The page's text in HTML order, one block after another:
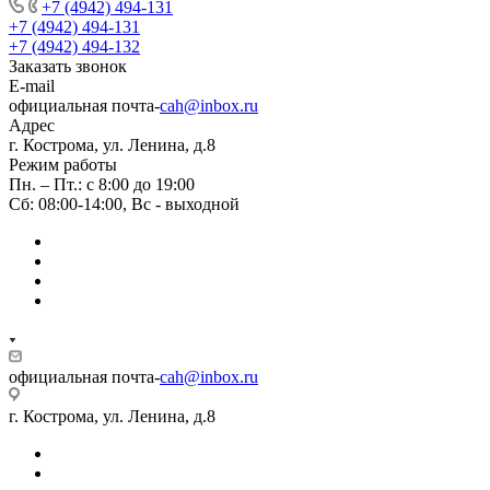
+7 (4942) 494-131
+7 (4942) 494-131
+7 (4942) 494-132
Заказать звонок
E-mail
официальная почта-cah@inbox.ru
Адрес
г. Кострома, ул. Ленина, д.8
Режим работы
Пн. – Пт.: с 8:00 до 19:00
Сб: 08:00-14:00, Вс - выходной
официальная почта-cah@inbox.ru
г. Кострома, ул. Ленина, д.8